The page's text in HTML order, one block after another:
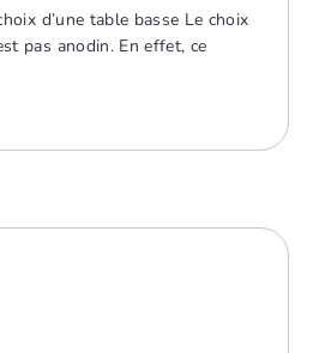
d’une table basse Le choix
pas anodin. En effet, ce